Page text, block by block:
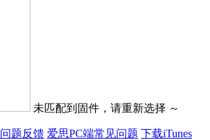
未匹配到固件，请重新选择 ～
问题反馈 爱思PC端常见问题 下载iTunes